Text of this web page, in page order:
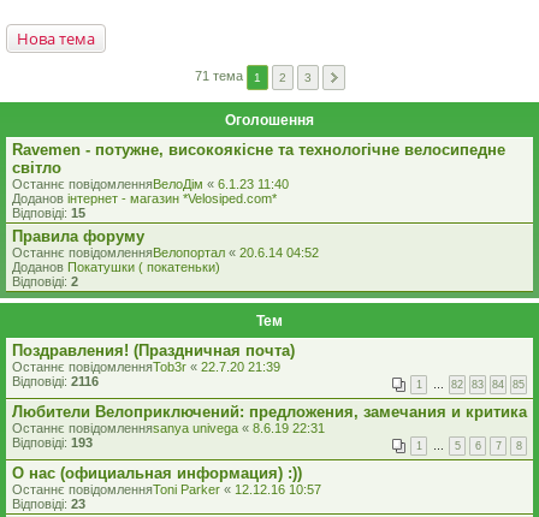
Нова тема
71 тема 1 2 3
Оголошення
Ravemen - потужне, високоякісне та технологічне велосипедне
світло
Останнє повідомленняВелоДім « 6.1.23 11:40
Доданов iнтернет - магазин *Velosiped.com*
Відповіді: 15
Правила форуму
Останнє повідомленняВелопортал « 20.6.14 04:52
Доданов Покатушки ( покатеньки)
Відповіді: 2
Тем
Поздравления! (Праздничная почта)
Останнє повідомленняTob3r « 22.7.20 21:39
Відповіді: 2116 1 … 82 83 84 85
Любители Велоприключений: предложения, замечания и критика
Останнє повідомленняsanya univega « 8.6.19 22:31
Відповіді: 193 1 … 5 6 7 8
О нас (официальная информация) :))
Останнє повідомленняToni Parker « 12.12.16 10:57
Відповіді: 23